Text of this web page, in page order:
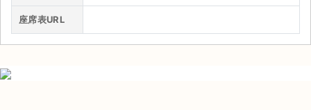
手数料・お支払い方法
座席表URL